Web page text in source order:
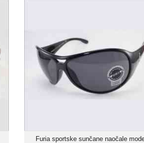
Furia sportske sunčane naočale
Unisex
Linija: Furia X-
Okvir: Grilamid TR-
Leće: Trivex
Zatamnjenje: